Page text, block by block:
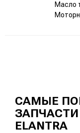
Масло
САМЫЕ
ЗАПЧАСТИ
ELANTRA